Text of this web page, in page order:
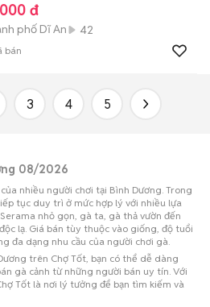
đ
phố Dĩ An
42
bán
3 4 5
08/2026
nhiều người chơi tại Bình Dương. Trong
tục duy trì ở mức hợp lý với nhiều lựa
nhỏ gọn, gà ta, gà thả vườn đến
lạ. Giá bán tùy thuộc vào giống, độ tuổi
đa dạng nhu cầu của người chơi gà.
trên Chợ Tốt, bạn có thể dễ dàng
gà cảnh từ những người bán uy tín. Với
Tốt là nơi lý tưởng để bạn tìm kiếm và